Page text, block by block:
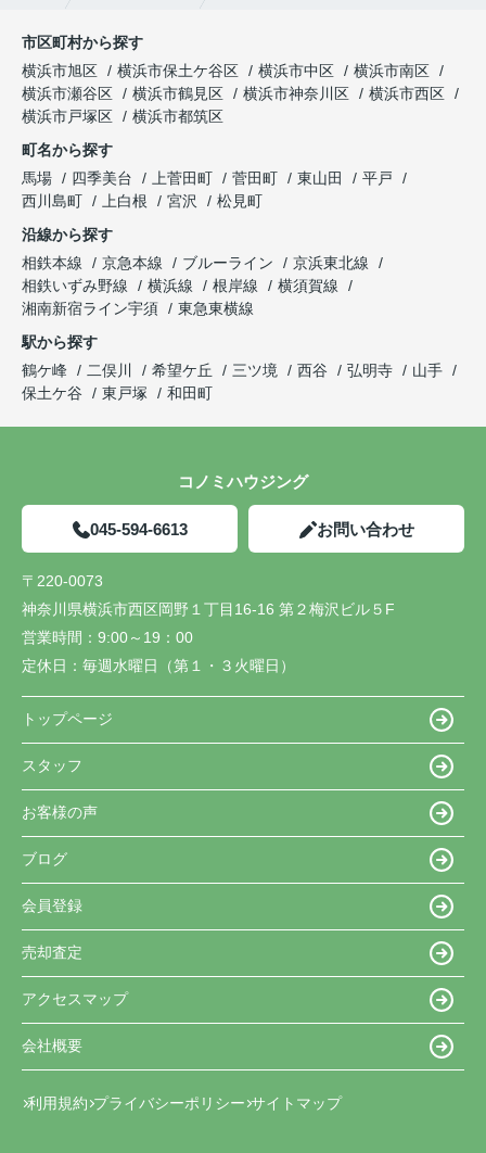
市区町村から探す
横浜市旭区
横浜市保土ケ谷区 横浜市中区
横浜市南区
横浜市瀬谷区
横浜市鶴見区 横浜市神奈川区
横浜市西区
横浜市戸塚区
横浜市都筑区
町名から探す
馬場
四季美台 上菅田町 菅田町 東山田
平戸
西川島町
上白根 宮沢
松見町
沿線から探す
相鉄本線
京急本線 ブルーライン
京浜東北線
相鉄いずみ野線
横浜線 根岸線
横須賀線
湘南新宿ライン宇須
東急東横線
駅から探す
鶴ケ峰
二俣川 希望ケ丘 三ツ境 西谷 弘明寺
山手
保土ケ谷
東戸塚 和田町
コノミハウジング
045-594-6613 お問い合わせ
〒220-0073
神奈川県横浜市西区岡野１丁目16-16 第２梅沢ビル５F
営業時間： 9:00～19：00
定休日： 毎週水曜日（第１・３火曜日）
トップページ
スタッフ
お客様の声
ブログ
会員登録
売却査定
アクセスマップ
会社概要
利用規約 プライバシーポリシー サイトマップ